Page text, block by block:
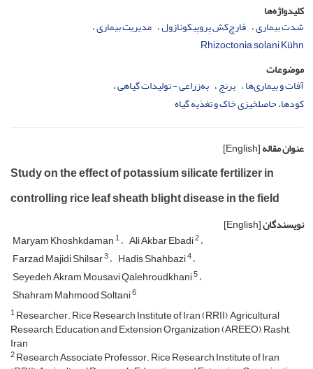
کلیدواژه‌ها
شدت بیماری قارچ‌کش پروپیکونازول مدیریت بیماری
Rhizoctonia solani Kühn
موضوعات
آفات و بیماری‌ها برنج به‌زراعی - تولیدات گیاهی
کودها، حاصلخیزی خاک و تغذیه گیاه
عنوان مقاله[English]
Study on the effect of potassium silicate fertilizer in
controlling rice leaf sheath blight disease in the field
نویسندگان[English]
Maryam Khoshkdaman1 Ali Akbar Ebadi2
Farzad Majidi Shilsar3 Hadis Shahbazi4
Seyedeh Akram Mousavi Qalehroudkhani5
Shahram Mahmood Soltani6
1Researcher. Rice Research Institute of Iran (RRII), Agricultural
Research, Education and Extension Organization (AREEO), Rasht,
Iran
2Research Associate Professor. Rice Research Institute of Iran